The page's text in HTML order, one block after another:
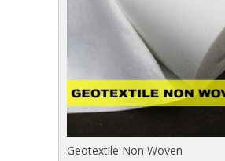
Geotextile Non Woven